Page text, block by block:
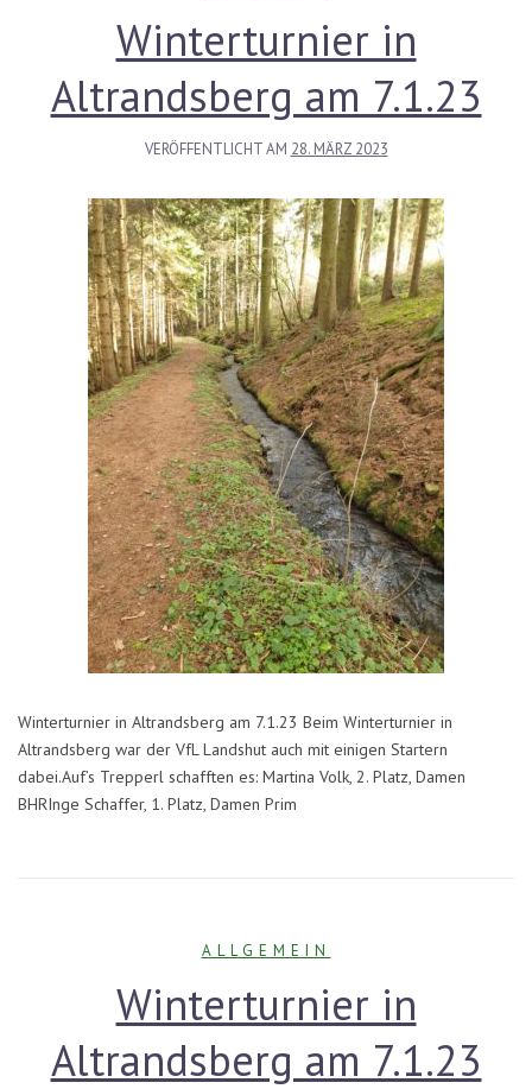
Winterturnier in
Altrandsberg am 7.1.23
VERÖFFENTLICHT AM 28. MÄRZ 2023
Winterturnier in Altrandsberg am 7.1.23 Beim Winterturnier in
Altrandsberg war der VfL Landshut auch mit einigen Startern
dabei.Auf’s Trepperl schafften es: Martina Volk, 2. Platz, Damen
BHRInge Schaffer, 1. Platz, Damen Prim
ALLGEMEIN
Winterturnier in
Altrandsberg am 7.1.23